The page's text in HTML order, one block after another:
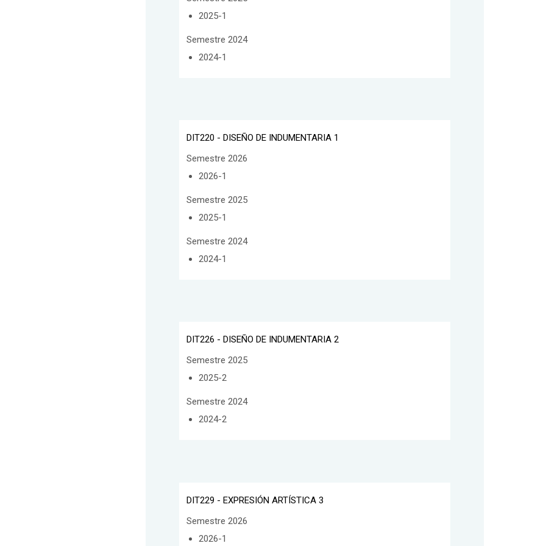
2025-1
Semestre 2024
2024-1
DIT220 - DISEÑO DE INDUMENTARIA 1
Semestre 2026
2026-1
Semestre 2025
2025-1
Semestre 2024
2024-1
DIT226 - DISEÑO DE INDUMENTARIA 2
Semestre 2025
2025-2
Semestre 2024
2024-2
DIT229 - EXPRESIÓN ARTÍSTICA 3
Semestre 2026
2026-1